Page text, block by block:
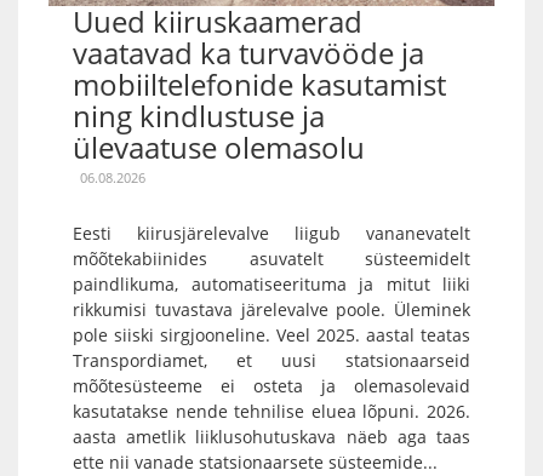
Uued kiiruskaamerad
vaatavad ka turvavööde ja
mobiiltelefonide kasutamist
ning kindlustuse ja
ülevaatuse olemasolu
06.08.2026
Eesti kiirusjärelevalve liigub vananevatelt
mõõtekabiinides asuvatelt süsteemidelt
paindlikuma, automatiseerituma ja mitut liiki
rikkumisi tuvastava järelevalve poole. Üleminek
pole siiski sirgjooneline. Veel 2025. aastal teatas
Transpordiamet, et uusi statsionaarseid
mõõtesüsteeme ei osteta ja olemasolevaid
kasutatakse nende tehnilise eluea lõpuni. 2026.
aasta ametlik liiklusohutuskava näeb aga taas
ette nii vanade statsionaarsete süsteemide...